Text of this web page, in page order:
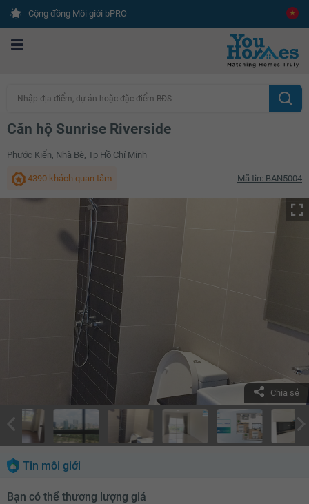
Cộng đồng Môi giới bPRO
Nhập địa điểm, dự án hoặc đặc điểm BĐS ...
Căn hộ Sunrise Riverside
Phước Kiển, Nhà Bè, Tp Hồ Chí Minh
4390 khách quan tâm Mã tin: BAN5004
Chia sẻ
Tin môi giới
Bạn có thể thương lượng giá